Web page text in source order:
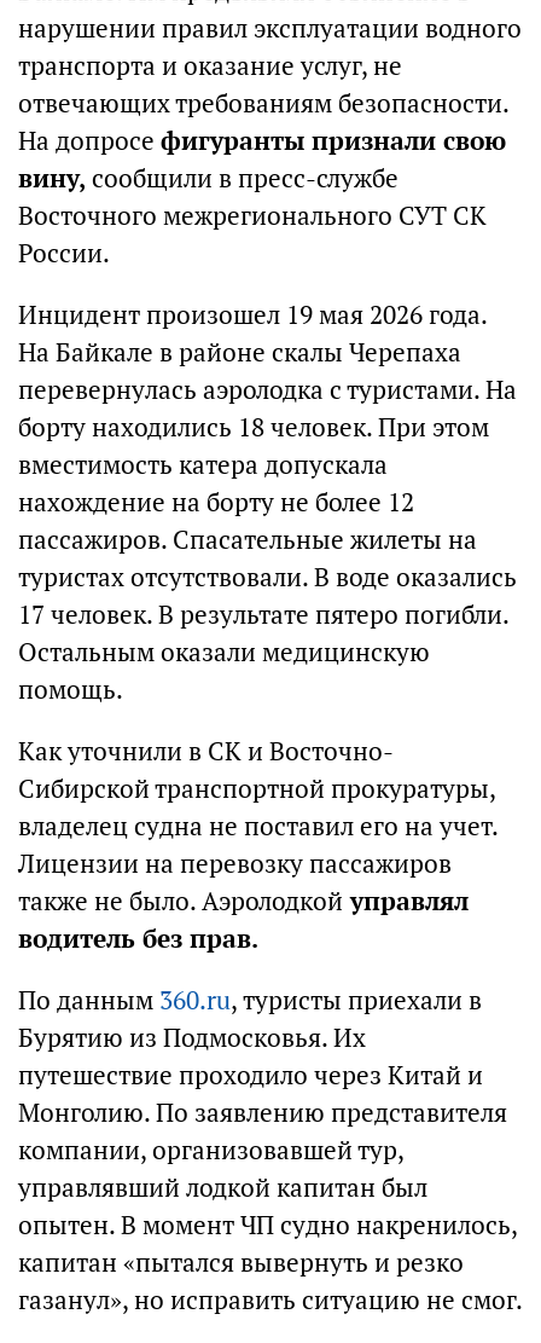
нарушении правил эксплуатации водного
транспорта и оказание услуг, не
отвечающих требованиям безопасности.
На допросе фигуранты признали свою
вину, сообщили в пресс-службе
Восточного межрегионального СУТ СК
России.
Инцидент произошел 19 мая 2026 года.
На Байкале в районе скалы Черепаха
перевернулась аэролодка с туристами. На
борту находились 18 человек. При этом
вместимость катера допускала
нахождение на борту не более 12
пассажиров. Спасательные жилеты на
туристах отсутствовали. В воде оказались
17 человек. В результате пятеро погибли.
Остальным оказали медицинскую
помощь.
Как уточнили в СК и Восточно-
Сибирской транспортной прокуратуры,
владелец судна не поставил его на учет.
Лицензии на перевозку пассажиров
также не было. Аэролодкой управлял
водитель без прав.
По данным 360.ru, туристы приехали в
Бурятию из Подмосковья. Их
путешествие проходило через Китай и
Монголию. По заявлению представителя
компании, организовавшей тур,
управлявший лодкой капитан был
опытен. В момент ЧП судно накренилось,
капитан «пытался вывернуть и резко
газанул», но исправить ситуацию не смог.